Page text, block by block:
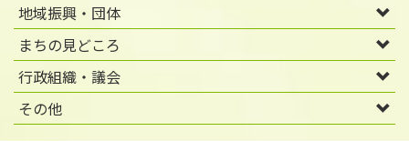
地域振興・団体
まちの見どころ
行政組織・議会
その他